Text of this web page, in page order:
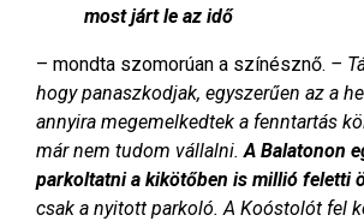
most járt le az idő
– mondta szomorúan a színésznő. –
hogy panaszkodjak, egyszerűen az a
annyira megemelkedtek a fenntartás
már nem tudom vállalni.A Balatonon
parkoltatni a kikötőben is millió feletti
csak a nyitott parkoló. A Koóstolót fel